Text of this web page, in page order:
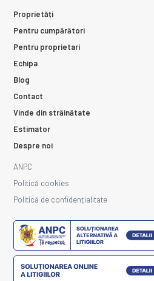
Proprietăți
Pentru cumpărători
Pentru proprietari
Echipa
Blog
Contact
Vinde din străinătate
Estimator
Despre noi
ANPC
Politică cookies
Politică de confidențialitate